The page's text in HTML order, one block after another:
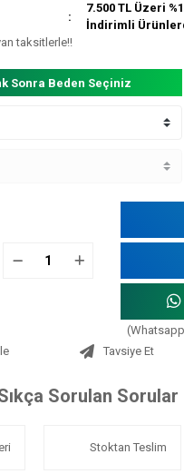
7.500 TL Üzeri
İndirimli
taksitlerle!!
Sonra Beden Seçiniz
Tavsiye Et
Sorulan Sorular
Stoktan Teslim